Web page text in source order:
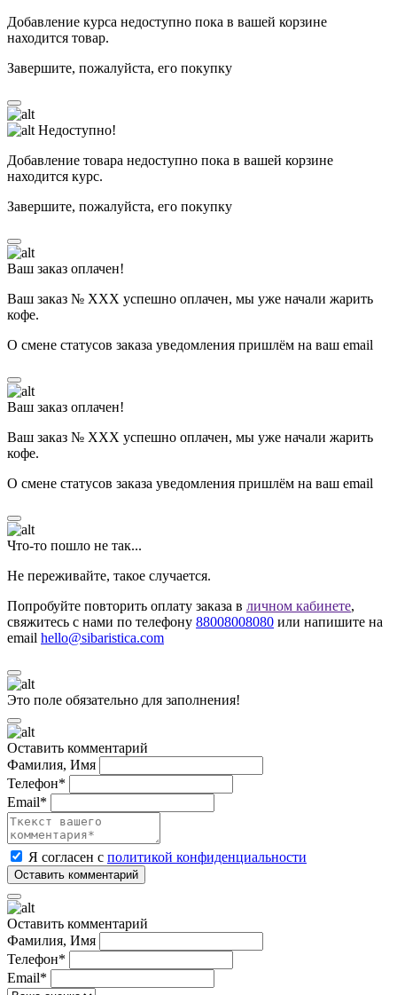
Добавление курса недоступно пока в вашей корзине
находится товар.
Завершите, пожалуйста, его покупку
Недоступно!
Добавление товара недоступно пока в вашей корзине
находится курс.
Завершите, пожалуйста, его покупку
Ваш заказ оплачен!
Ваш заказ № ХХХ успешно оплачен, мы уже начали жарить
кофе.
О смене статусов заказа уведомления пришлём на ваш email
Ваш заказ оплачен!
Ваш заказ № ХХХ успешно оплачен, мы уже начали жарить
кофе.
О смене статусов заказа уведомления пришлём на ваш email
Что-то пошло не так...
Не переживайте, такое случается.
Попробуйте повторить оплату заказа в личном кабинете,
свяжитесь с нами по телефону 88008008080 или напишите на
email hello@sibaristica.com
Это поле обязательно для заполнения!
Оставить комментарий
Фамилия, Имя
Телефон*
Email*
Я согласен с политикой конфиденциальности
Оставить комментарий
Фамилия, Имя
Телефон*
Email*